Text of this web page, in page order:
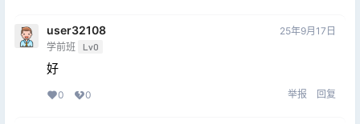
user32108
学前班 Lv0
25年9月17日
好
0 0 举报 回复